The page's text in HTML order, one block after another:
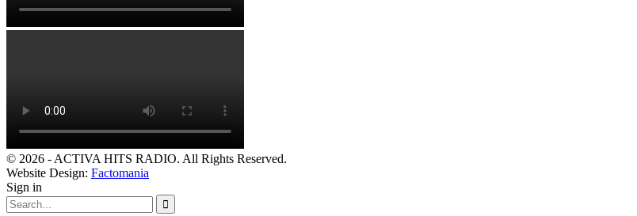
© 2026 - ACTIVA HITS RADIO. All Rights Reserved.
Website Design: Factomania
Sign in